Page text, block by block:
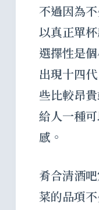
不過因為
以真正單
選擇性是
出現十四
些比較昂
給人一種
感。
肴合清酒
菜的品項